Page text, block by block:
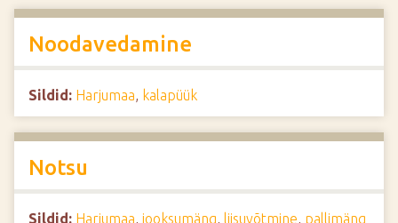
Noodavedamine
Sildid: Harjumaa, kalapüük
Notsu
Sildid: Harjumaa, jooksumäng, liisuvõtmine, pallimäng